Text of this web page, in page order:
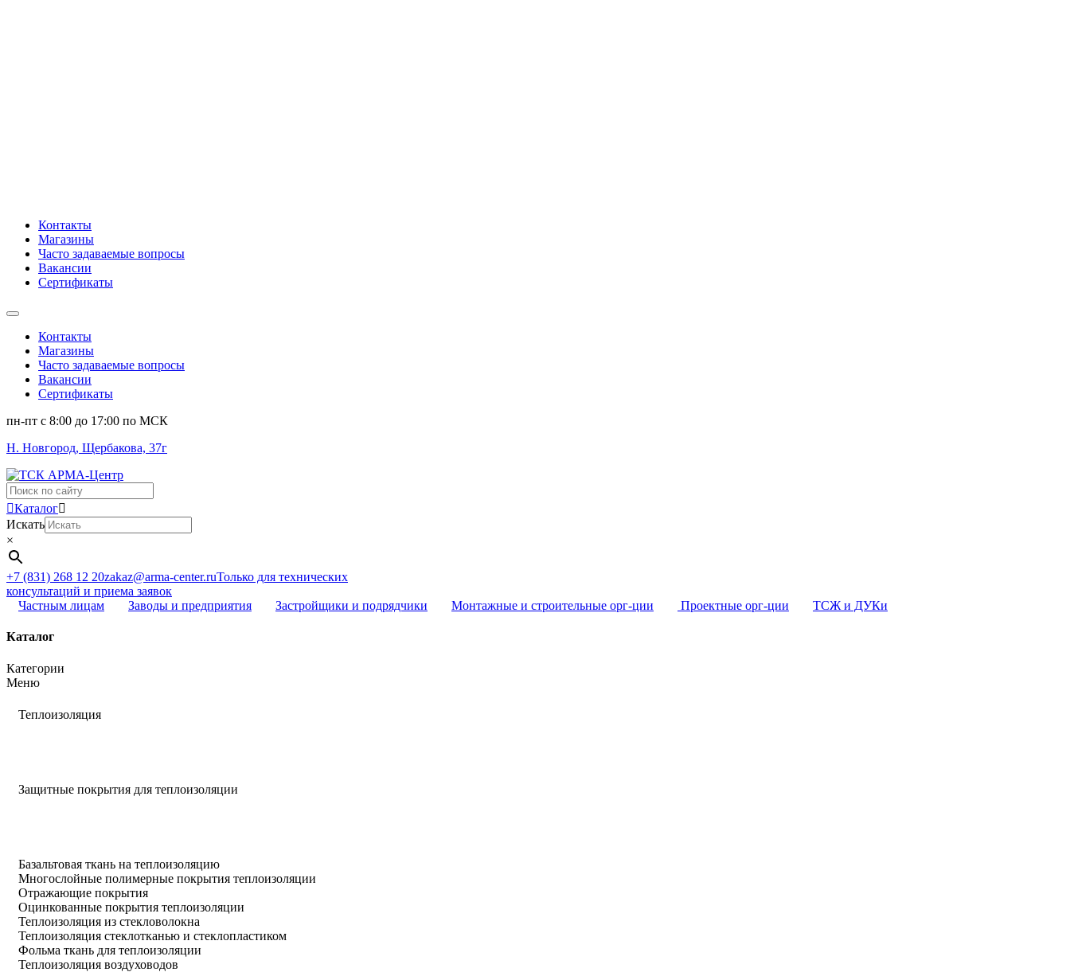
Контакты
Магазины
Часто задаваемые вопросы
Вакансии
Сертификаты
Контакты
Магазины
Часто задаваемые вопросы
Вакансии
Сертификаты
пн-пт c 8:00 до 17:00 по МСК
Н. Новгород, Щербакова, 37г
Поиск
...Каталог
Искать
×
+7 (831) 268 12 20zakaz@arma-center.ruТолько для технических
консультаций и приема заявок
Частным лицам
Заводы и предприятия Застройщики и подрядчики Монтажные и строительные орг-ции Проектные орг-ции ТСЖ и ДУКи
Каталог
Категории
Меню
Теплоизоляция
Защитные покрытия для теплоизоляции
Базальтовая ткань на теплоизоляцию
Многослойные полимерные покрытия теплоизоляции
Отражающие покрытия
Оцинкованные покрытия теплоизоляции
Теплоизоляция из стекловолокна
Теплоизоляция стеклотканью и стеклопластиком
Фольма ткань для теплоизоляции
Теплоизоляция воздуховодов